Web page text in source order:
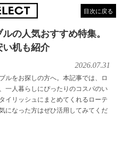
目次に戻る
の人気おすすめ特集。
机も紹介
2026.07.31
ルをお探しの方へ。本記事では、ロ
一人暮らしにぴったりのコスパのい
イリッシュにまとめてくれるローテ
になった方はぜひ活用してみてくだ